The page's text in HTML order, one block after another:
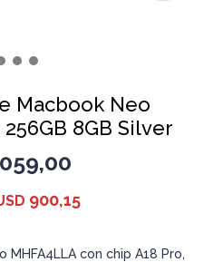
Macbook Neo
8GB Silver
900,15
con chip A18 Pro,